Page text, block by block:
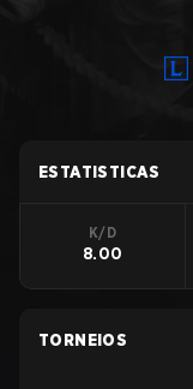
ESTATISTICAS
K/D
8.00
TORNEIOS